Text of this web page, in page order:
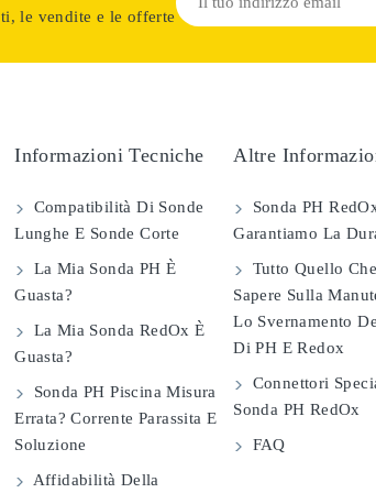
le vendite e le offerte
Informazioni Tecniche
Compatibilità Di Sonde
Lunghe E Sonde Corte
La Mia Sonda PH È
Guasta?
La Mia Sonda RedOx È
Guasta?
Sonda PH Piscina Misura
Errata? Corrente Parassita E
Soluzione
Affidabilità Della
Altre
Sonda PH
Garantiamo La
Tutto Quello
Sapere Sulla
Lo Svernamento
Di PH E Redox
Connettori
Sonda PH RedOx
FAQ